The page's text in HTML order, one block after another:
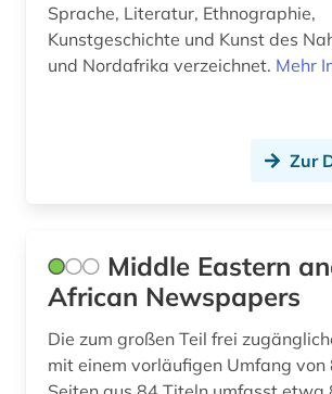
Sprache, Literatur, Ethnographie,
Kunstgeschichte und Kunst des
und Nordafrika verzeichnet. Mehr
Zur
Middle Eastern
African Newspapers
Die zum großen Teil frei
mit einem vorläufigen Umfang von